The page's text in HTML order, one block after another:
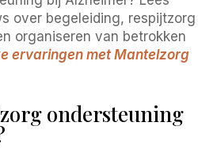
over begeleiding, respijtzorg
organiseren van betrokken
ervaringen met Mantelzorg
ondersteuning